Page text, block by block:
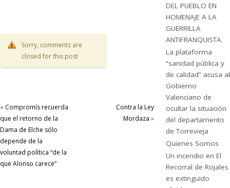
Sorry, comments are
closed for this post
« Compromís recuerda
que el retorno de la
Dama de Elche sólo
depende de la
voluntad política “de la
que Alonso carece”
Contra la Ley
Mordaza »
DEL PUEBLO EN
HOMENAJE A LA
GUERRILLA
ANTIFRANQUISTA.
La plataforma
“sanidad pública y
de calidad” acusa al
Gobierno
Valenciano de
ocultar la situación
del departamento
de Torrevieja
Quienes Somos
Un incendio en El
Recorral de Rojales
es extinguido